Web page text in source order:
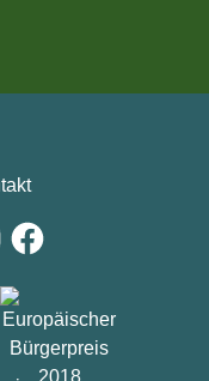
Facebook